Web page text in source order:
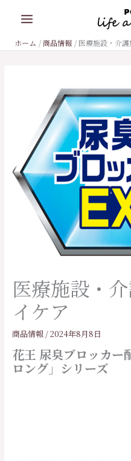
ホーム 商品情報 医療施設・介
医療施設・
イケア
商品情報 /2024年8月8日
花王 尿臭ブロッカー
ロング」シリーズ